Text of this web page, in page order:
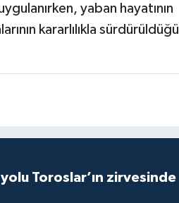
yaban hayatının
kararlılıkla sürdürüldüğü
yolu Toroslar’ın zirvesinde